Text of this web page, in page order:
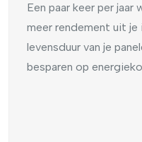
Een paar keer per jaar
meer rendement uit
levensduur van je
besparen op